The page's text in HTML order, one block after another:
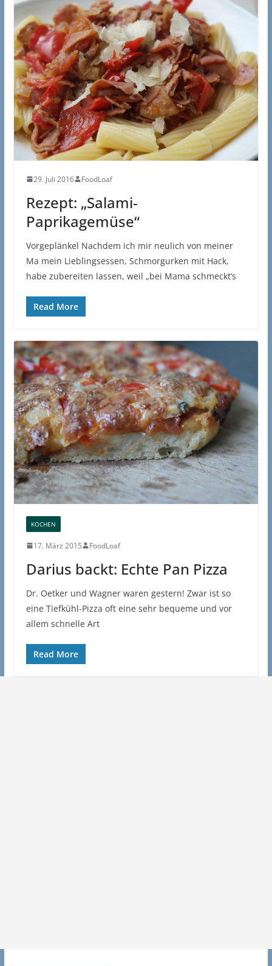
29. Juli 2016 FoodLoaf
Rezept: „Salami-
Paprikagemüse“
Vorgeplänkel Nachdem ich mir neulich von meiner
Ma mein Lieblingsessen, Schmorgurken mit Hack,
habe zubereiten lassen, weil „bei Mama schmeckt’s
Read More
KOCHEN
17. März 2015 FoodLoaf
Darius backt: Echte Pan Pizza
Dr. Oetker und Wagner waren gestern! Zwar ist so
eine Tiefkühl-Pizza oft eine sehr bequeme und vor
allem schnelle Art
Read More